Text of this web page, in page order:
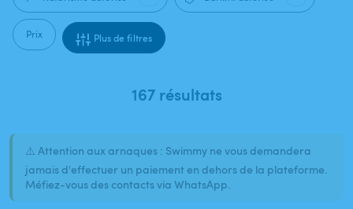
Prix Plus de filtres
167 résultats
⚠️ Attention aux arnaques : Swimmy ne vous demandera
jamais d'effectuer un paiement en dehors de la plateforme.
Méfiez-vous des contacts via WhatsApp.